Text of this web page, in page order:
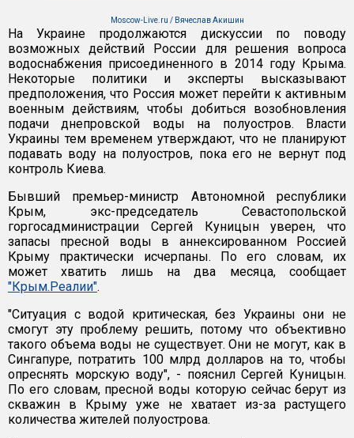
Moscow-Live.ru / Вячеслав Акишин
На Украине продолжаются дискуссии по поводу
возможных действий России для решения вопроса
водоснабжения присоединенного в 2014 году Крыма.
Некоторые политики и эксперты высказывают
предположения, что Россия может перейти к активным
военным действиям, чтобы добиться возобновления
подачи днепровской воды на полуостров. Власти
Украины тем временем утверждают, что не планируют
подавать воду на полуостров, пока его не вернут под
контроль Киева.
Бывший премьер-министр Автономной республики
Крым, экс-председатель Севастопольской
горгосадминистрации Сергей Куницын уверен, что
запасы пресной воды в аннексированном Россией
Крыму практически исчерпаны. По его словам, их
может хватить лишь на два месяца, сообщает
"Крым.Реалии".
"Ситуация с водой критическая, без Украины они не
смогут эту проблему решить, потому что объективно
такого объема воды не существует. Они не могут, как в
Сингапуре, потратить 100 млрд долларов на то, чтобы
опреснять морскую воду", - пояснил Сергей Куницын.
По его словам, пресной воды которую сейчас берут из
скважин в Крыму уже не хватает из-за растущего
количества жителей полуострова.